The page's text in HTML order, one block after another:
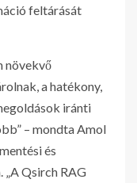
feltárását
növekvő
a hatékony,
iránti
– mondta Amol
és
Qsirch RAG